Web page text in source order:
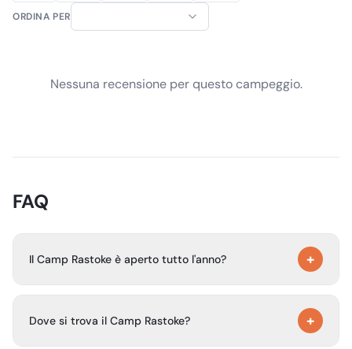
ORDINA PER
Nessuna recensione per questo campeggio.
FAQ
Il Camp Rastoke è aperto tutto l'anno? +
Dove si trova il Camp Rastoke?
+